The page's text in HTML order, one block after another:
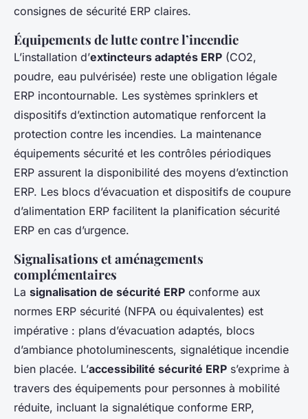
consignes de sécurité ERP claires.
Équipements de lutte contre l’incendie
L’installation d’extincteurs adaptés ERP (CO2,
poudre, eau pulvérisée) reste une obligation légale
ERP incontournable. Les systèmes sprinklers et
dispositifs d’extinction automatique renforcent la
protection contre les incendies. La maintenance
équipements sécurité et les contrôles périodiques
ERP assurent la disponibilité des moyens d’extinction
ERP. Les blocs d’évacuation et dispositifs de coupure
d’alimentation ERP facilitent la planification sécurité
ERP en cas d’urgence.
Signalisations et aménagements
complémentaires
La signalisation de sécurité ERP conforme aux
normes ERP sécurité (NFPA ou équivalentes) est
impérative : plans d’évacuation adaptés, blocs
d’ambiance photoluminescents, signalétique incendie
bien placée. L’accessibilité sécurité ERP s’exprime à
travers des équipements pour personnes à mobilité
réduite, incluant la signalétique conforme ERP,